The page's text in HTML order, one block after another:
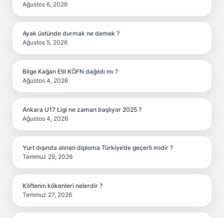
Ağustos 6, 2026
Ayak üstünde durmak ne demek ?
Ağustos 5, 2026
Bilge Kağan Etil KÖFN dağıldı mı ?
Ağustos 4, 2026
Ankara U17 Ligi ne zaman başlıyor 2025 ?
Ağustos 4, 2026
Yurt dışında alınan diploma Türkiye’de geçerli midir ?
Temmuz 29, 2026
Köftenin kökenleri nelerdir ?
Temmuz 27, 2026